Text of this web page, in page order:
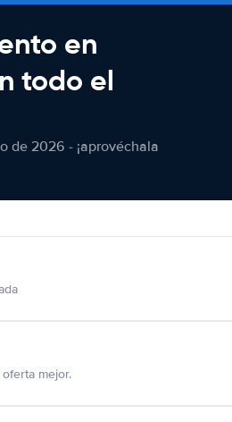
en
todo el
de 2026 - ¡aprovéchala
mejor.